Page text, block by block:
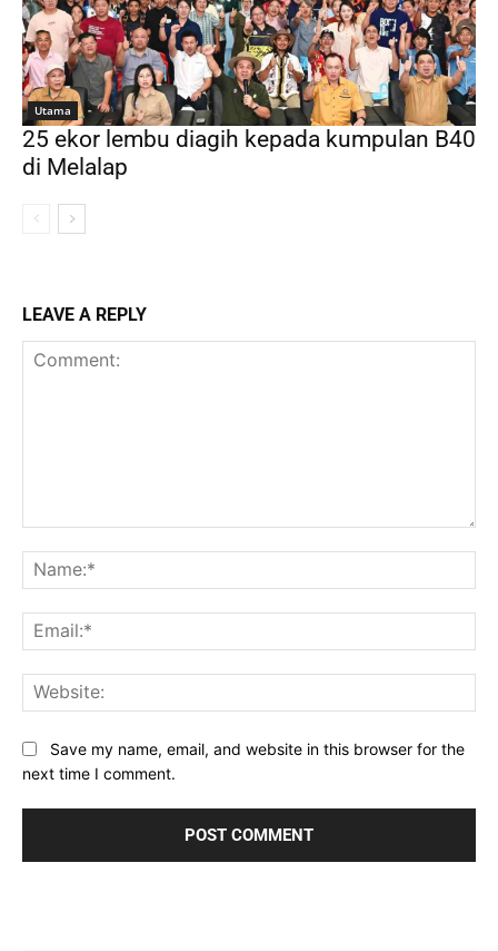
Utama
25 ekor lembu diagih kepada kumpulan B40
di Melalap
LEAVE A REPLY
Save my name, email, and website in this browser for the
next time I comment.